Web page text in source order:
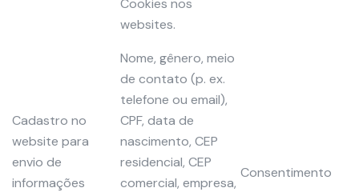
Cookies nos
websites.
Cadastro no
website para
envio de
informações
Nome, gênero, meio
de contato (p. ex.
telefone ou email),
CPF, data de
nascimento, CEP
residencial, CEP
comercial, empresa,
Consentimento